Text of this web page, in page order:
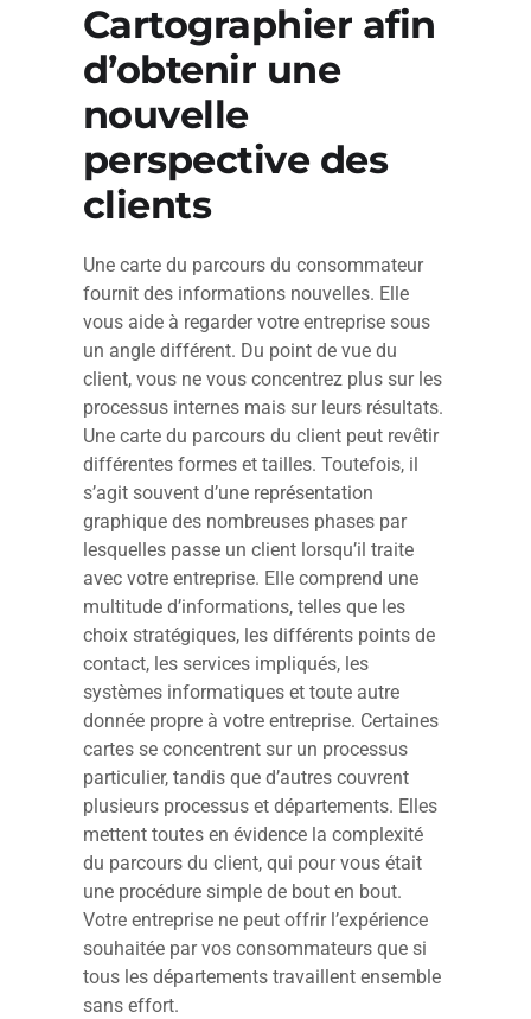
Cartographier afin
d’obtenir une
nouvelle
perspective des
clients
Une carte du parcours du consommateur
fournit des informations nouvelles. Elle
vous aide à regarder votre entreprise sous
un angle différent. Du point de vue du
client, vous ne vous concentrez plus sur les
processus internes mais sur leurs résultats.
Une carte du parcours du client peut revêtir
différentes formes et tailles. Toutefois, il
s’agit souvent d’une représentation
graphique des nombreuses phases par
lesquelles passe un client lorsqu’il traite
avec votre entreprise. Elle comprend une
multitude d’informations, telles que les
choix stratégiques, les différents points de
contact, les services impliqués, les
systèmes informatiques et toute autre
donnée propre à votre entreprise. Certaines
cartes se concentrent sur un processus
particulier, tandis que d’autres couvrent
plusieurs processus et départements. Elles
mettent toutes en évidence la complexité
du parcours du client, qui pour vous était
une procédure simple de bout en bout.
Votre entreprise ne peut offrir l’expérience
souhaitée par vos consommateurs que si
tous les départements travaillent ensemble
sans effort.